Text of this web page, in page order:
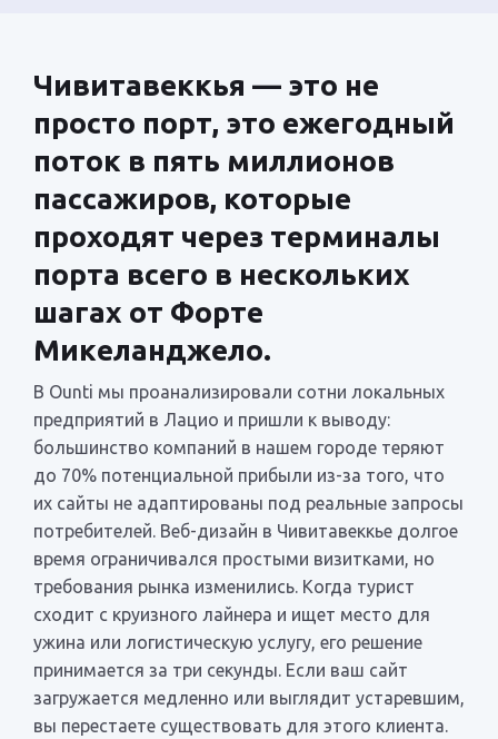
Чивитавеккья — это не
просто порт, это ежегодный
поток в пять миллионов
пассажиров, которые
проходят через терминалы
порта всего в нескольких
шагах от Форте
Микеланджело.
В Ounti мы проанализировали сотни локальных
предприятий в Лацио и пришли к выводу:
большинство компаний в нашем городе теряют
до 70% потенциальной прибыли из-за того, что
их сайты не адаптированы под реальные запросы
потребителей. Веб-дизайн в Чивитавеккье долгое
время ограничивался простыми визитками, но
требования рынка изменились. Когда турист
сходит с круизного лайнера и ищет место для
ужина или логистическую услугу, его решение
принимается за три секунды. Если ваш сайт
загружается медленно или выглядит устаревшим,
вы перестаете существовать для этого клиента.